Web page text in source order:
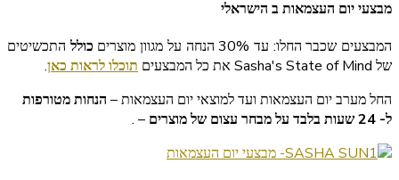
מבצעי יום העצמאות ב הישראלי
המבצעים שכבר החלו: עד 30% הנחה על מגוון מוצרים כולל התכשיטים
של Sasha's State of Mind את כל המבצעים
תוכלו לראות כאן.
החל מערב יום העצמאות ועד למוצאי יום העצמאות – הנחות מטורפות
ל- 24 שעות בלבד על מבחר עצום של מוצרים
–
.